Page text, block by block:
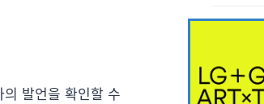
발언을 확인할 수